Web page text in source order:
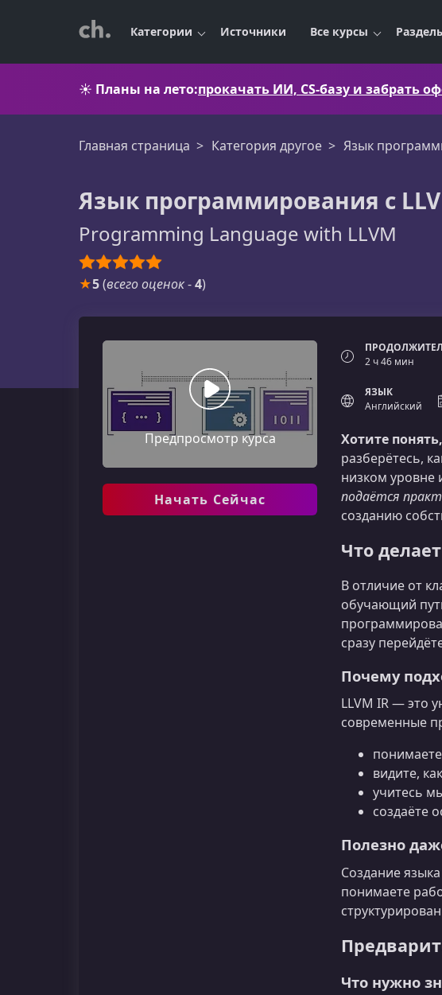
Категории Источники Все курсы
☀️ Планы на лето:прокачать ИИ, CS-базу и забрать
Главная страница Категория другое Язык
Язык программирования с
Programming Language with LLVM
★5(всего оценок-4)
Предпросмотр курса
Начать Сейчас
2 ч 46 мин
ЯЗЫК
Английский
Хотите
разберётесь,
низком уровне
подаётся
созданию
Что
В отличие от
обучающий
сразу
Почему
LLVM IR — это
современные
видите,
учитесь
создаёте
Полезно
Создание
понимаете
Что нужно